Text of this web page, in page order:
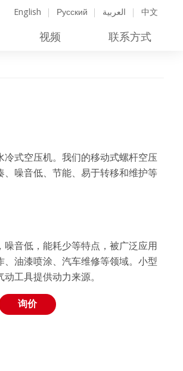
English Русский العربية 中文
视频 联系方式
式空压机。我们的移动式螺杆空压
、噪音低、节能、易于转移和维护等
音低，能耗少等特点，被广泛应用
油漆喷涂、汽车维修等领域。小型
工具提供动力来源。
询价